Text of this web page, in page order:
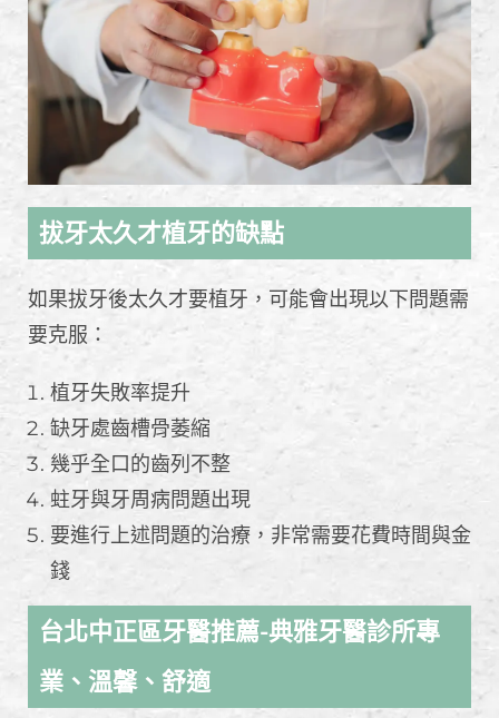
拔牙太久才植牙的缺點
如果拔牙後太久才要植牙，可能會出現以下問題需
要克服：
植牙失敗率提升
缺牙處齒槽骨萎縮
幾乎全口的齒列不整
蛀牙與牙周病問題出現
要進行上述問題的治療，非常需要花費時間與金
錢
台北中正區牙醫推薦-典雅牙醫診所專
業、溫馨、舒適